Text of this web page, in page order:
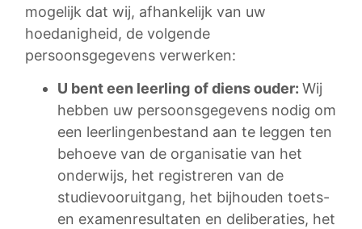
mogelijk dat wij, afhankelijk van uw
hoedanigheid, de volgende
persoonsgegevens verwerken:
U bent een leerling of diens ouder:Wij
hebben uw persoonsgegevens nodig om
een leerlingenbestand aan te leggen ten
behoeve van de organisatie van het
onderwijs, het registreren van de
studievooruitgang, het bijhouden toets-
en examenresultaten en deliberaties, het